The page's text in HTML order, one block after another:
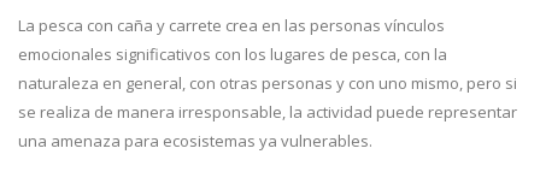
La pesca con caña y carrete crea en las personas vínculos
emocionales significativos con los lugares de pesca, con la
naturaleza en general, con otras personas y con uno mismo, pero si
se realiza de manera irresponsable, la actividad puede representar
una amenaza para ecosistemas ya vulnerables.